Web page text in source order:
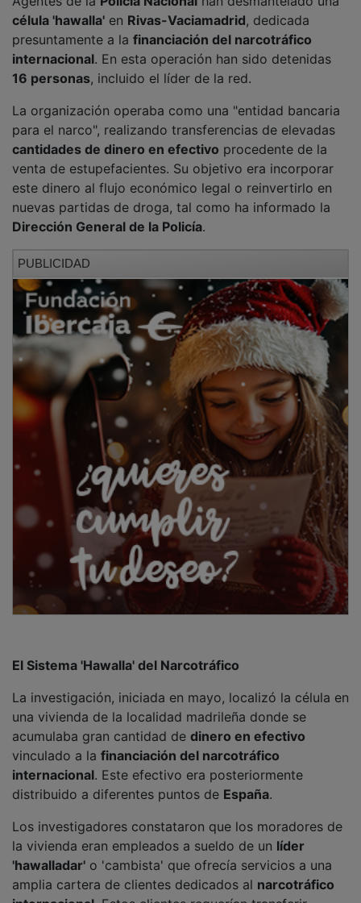
célula 'hawalla' enRivas-Vaciamadrid, dedicada
presuntamente a lafinanciación del narcotráfico
internacional. En esta operación han sido detenidas
16 personas, incluido el líder de la red.
para el narco", realizando transferencias de elevadas
cantidades de dinero en efectivo procedente de la
venta de estupefacientes. Su objetivo era incorporar
este dinero al flujo económico legal o reinvertirlo en
nuevas partidas de droga, tal como ha informado la
Dirección General de la Policía.
una vivienda de la localidad madrileña donde se
acumulaba gran cantidad dedinero en efectivo
vinculado a lafinanciación del narcotráfico
internacional. Este efectivo era posteriormente
distribuido a diferentes puntos deEspaña.
la vivienda eran empleados a sueldo de unlíder
'hawalladar'o 'cambista' que ofrecía servicios a una
amplia cartera de clientes dedicados al narcotráfico
internacional . Estos clientes requerían transferir